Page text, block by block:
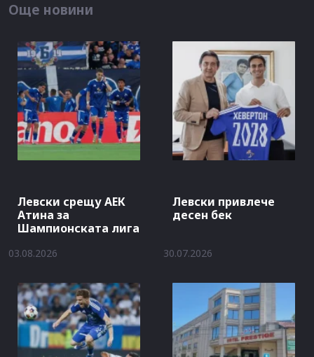
Още новини
Левски срещу АЕК
Атина за
Шампионската лига
03.08.2026
Левски привлече
десен бек
30.07.2026